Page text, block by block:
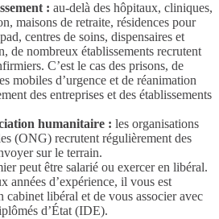
: au-delà des hôpitaux, cliniques,
maisons de retraite, résidences pour
centres de soins, dispensaires et
de nombreux établissements recrutent
C’est le cas des prisons, de
mobiles d’urgence et de réanimation
des entreprises et des établissements
humanitaire : les organisations
(ONG) recrutent régulièrement des
sur le terrain.
peut être salarié ou exercer en libéral.
années d’expérience, il vous est
cabinet libéral et de vous associer avec
d’État (IDE).